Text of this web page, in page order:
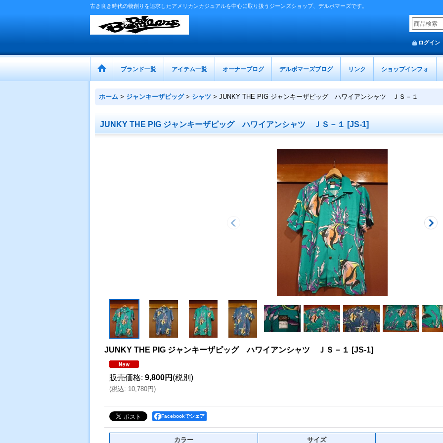
古き良き時代の物創りを追求したアメリカンカジュアルを中心に取り扱うジーンズショップ、デルボマーズです。
ログイン
ブランド一覧 アイテム一覧 オーナーブログ デルボマーズブログ リンク ショップインフォ
ホーム > ジャンキーザピッグ > シャツ > JUNKY THE PIG ジャンキーザピッグ ハワイアンシャツ ＪＳ－１
JUNKY THE PIG ジャンキーザピッグ ハワイアンシャツ ＪＳ－１ [JS-1]
JUNKY THE PIG ジャンキーザピッグ ハワイアンシャツ ＪＳ－１ [JS-1]
販売価格: 9,800円 (税別)
(税込: 10,780円)
Facebookでシェア
カラー サイズ